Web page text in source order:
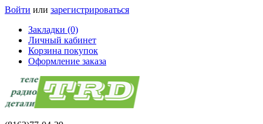
Войти или зарегистрироваться
Закладки (0)
Личный кабинет
Корзина покупок
Оформление заказа